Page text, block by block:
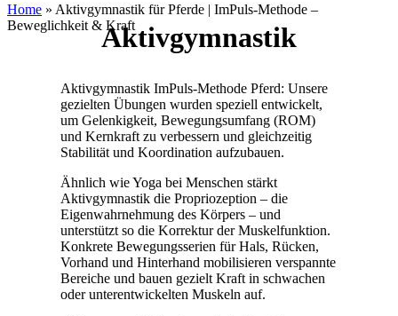
Home » Aktivgymnastik für Pferde | ImPuls‑Methode –
Beweglichkeit & KraftAktivgymnastik
Aktivgymnastik ImPuls‑Methode Pferd: Unsere
gezielten Übungen wurden speziell entwickelt,
um Gelenkigkeit, Bewegungsumfang (ROM)
und Kernkraft zu verbessern und gleichzeitig
Stabilität und Koordination aufzubauen.
Ähnlich wie Yoga bei Menschen stärkt
Aktivgymnastik die Propriozeption – die
Eigenwahrnehmung des Körpers – und
unterstützt so die Korrektur der Muskelfunktion.
Konkrete Bewegungsserien für Hals, Rücken,
Vorhand und Hinterhand mobilisieren verspannte
Bereiche und bauen gezielt Kraft in schwachen
oder unterentwickelten Muskeln auf.